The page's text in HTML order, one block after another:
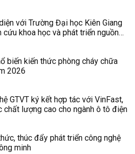
với Trường Đại học Kiên Giang
khoa học và phát triển nguồn
biến kiến thức phòng cháy chữa
2026
GTVT ký kết hợp tác với VinFast,
chất lượng cao cho ngành ô tô điện
thúc đẩy phát triển công nghệ
minh